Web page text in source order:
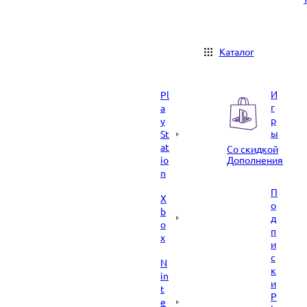
Каталог
Pl
a
y
St
at
io
n
X
b
o
x
N
in
t
e
И
г
р
ы
Со скидкой
Дополнения
П
о
д
п
и
с
к
и
P